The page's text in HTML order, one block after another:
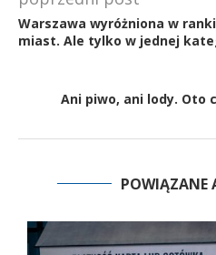
Warszawa wyróżniona w
miast. Ale tylko w jednej
Ani piwo, ani lody. Oto
POWIĄZANE